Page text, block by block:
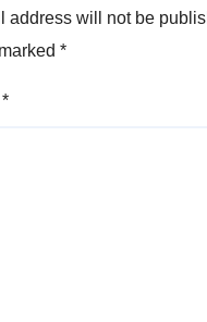
address will not be
*
*